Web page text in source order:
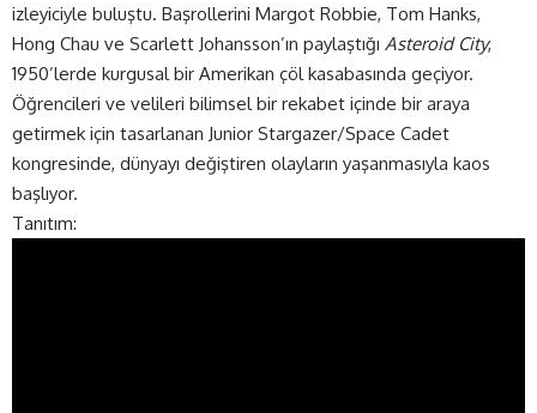
izleyiciyle buluştu. Başrollerini Margot Robbie, Tom Hanks,
Hong Chau ve Scarlett Johansson’ın paylaştığı Asteroid City,
1950’lerde kurgusal bir Amerikan çöl kasabasında geçiyor.
Öğrencileri ve velileri bilimsel bir rekabet içinde bir araya
getirmek için tasarlanan Junior Stargazer/Space Cadet
kongresinde, dünyayı değiştiren olayların yaşanmasıyla kaos
başlıyor.
Tanıtım: